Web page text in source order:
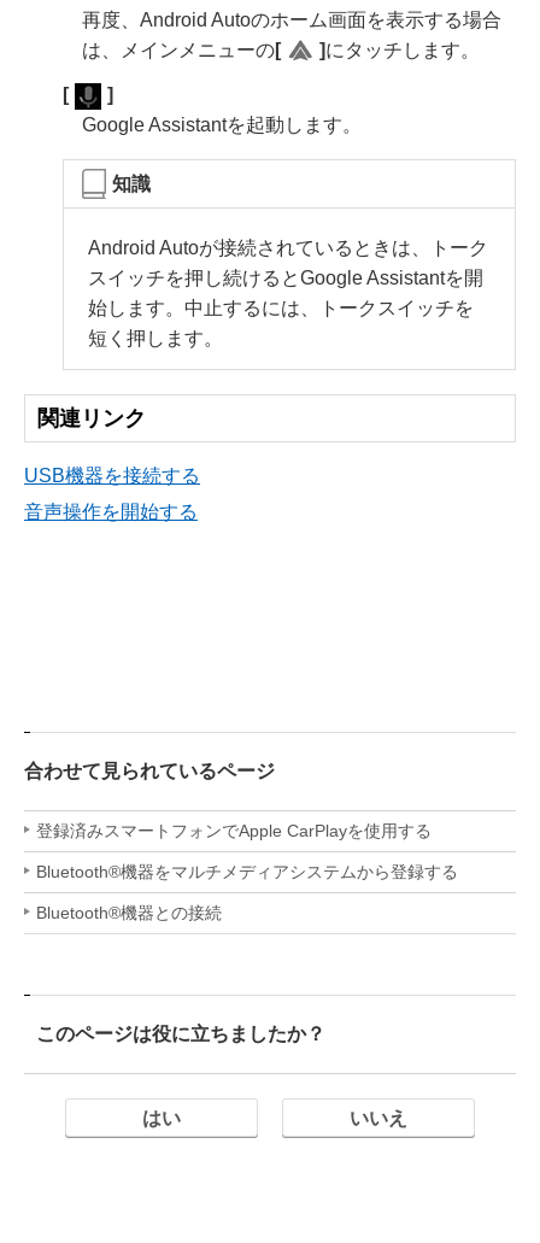
再度、Android Autoのホーム画面を表示する場合
は、メインメニューの[‍ ‍]にタッチします。
[‍
‍]
Google Assistantを起動します。
知識
Android Autoが接続されているときは、トーク
スイッチを押し続けるとGoogle Assistantを開
始します。中止するには、トークスイッチを
短く押します。
関連リンク
USB機器を接続する
音声操作を開始する
合わせて見られているページ
登録済みスマートフォンでApple CarPlayを使用する
Bluetooth®機器をマルチメディアシステムから登録する
Bluetooth®機器との接続
このページは役に立ちましたか？
はい いいえ